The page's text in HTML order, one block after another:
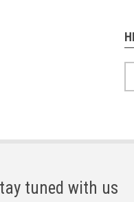
tuned with us